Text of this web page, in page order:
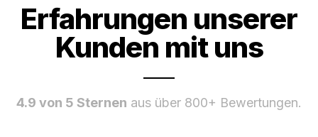
Erfahrungen unserer
Kunden mit uns
4.9 von 5 Sternen aus über 800+ Bewertungen.